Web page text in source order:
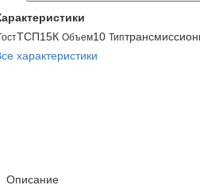
ТСП15К Объем10 Тип
характеристики
Описание